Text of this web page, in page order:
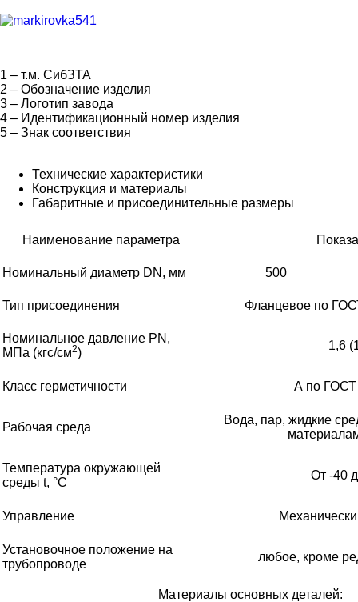
1 – т.м. СибЗТА
2 – Обозначение изделия
3 – Логотип завода
4 – Идентификационный номер изделия
5 – Знак соответствия
Технические характеристики
Конструкция и материалы
Габаритные и присоединительные размеры
Наименование параметра
Номинальный диаметр DN, мм 500
Тип присоединения Фланцевое по
Номинальное давление PN,
МПа (кгс/см2)
1,6
Класс герметичности А по ГОСТ
Рабочая среда
Вода, пар, жидкие
Температура окружающей
среды t, °C
От -40
Управление
Установочное положение на
трубопроводе
любое, кроме
Материалы основных деталей: